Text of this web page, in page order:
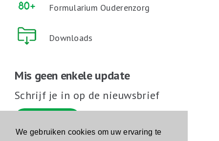
We gebruiken cookies om uw ervaring te
Formularium Ouderenzorg
Downloads
Mis geen enkele update
Schrijf je in op de nieuwsbrief